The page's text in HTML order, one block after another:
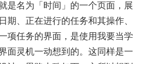
是名为「时间」的一个页面，展
期、正在进行的任务和其操作、
项任务的界面，是使用我要当学
面灵机一动想到的。这同样是一